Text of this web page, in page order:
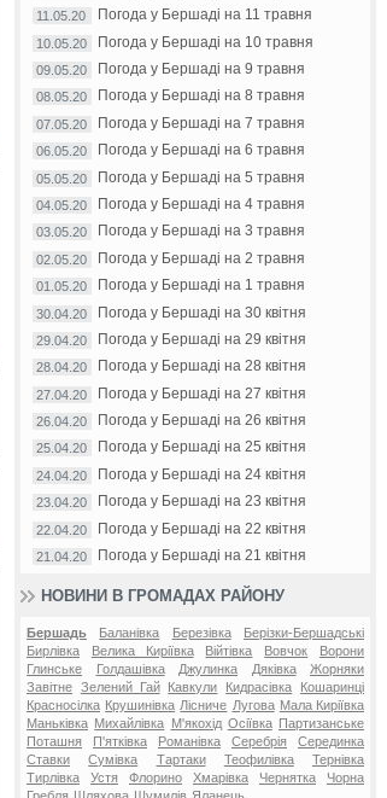
11.05.20 Погода у Бершаді на 11 травня
10.05.20 Погода у Бершаді на 10 травня
09.05.20 Погода у Бершаді на 9 травня
08.05.20 Погода у Бершаді на 8 травня
07.05.20 Погода у Бершаді на 7 травня
06.05.20 Погода у Бершаді на 6 травня
05.05.20 Погода у Бершаді на 5 травня
04.05.20 Погода у Бершаді на 4 травня
03.05.20 Погода у Бершаді на 3 травня
02.05.20 Погода у Бершаді на 2 травня
01.05.20 Погода у Бершаді на 1 травня
30.04.20 Погода у Бершаді на 30 квітня
29.04.20 Погода у Бершаді на 29 квітня
28.04.20 Погода у Бершаді на 28 квітня
27.04.20 Погода у Бершаді на 27 квітня
26.04.20 Погода у Бершаді на 26 квітня
25.04.20 Погода у Бершаді на 25 квітня
24.04.20 Погода у Бершаді на 24 квітня
23.04.20 Погода у Бершаді на 23 квітня
22.04.20 Погода у Бершаді на 22 квітня
21.04.20 Погода у Бершаді на 21 квітня
НОВИНИ В ГРОМАДАХ РАЙОНУ
Бершадь Баланівка Березівка
Берізки-Бершадські
Бирлівка
Велика Киріївка Війтівка Вовчок
Ворони
Глинське
Голдашівка Джулинка Дяківка
Жорняки
Завітне Зелений Гай Кавкули Кидрасівка
Кошаринці
Красносілка Крушинівка Лісниче Лугова Мала Киріївка
Маньківка Михайлівка М'якохід Осіївка
Партизанське
Поташня
П'ятківка Романівка Серебрія
Серединка
Ставки
Сумівка Тартаки Теофилівка
Тернівка
Тирлівка
Устя Флорино Хмарівка Чернятка
Чорна